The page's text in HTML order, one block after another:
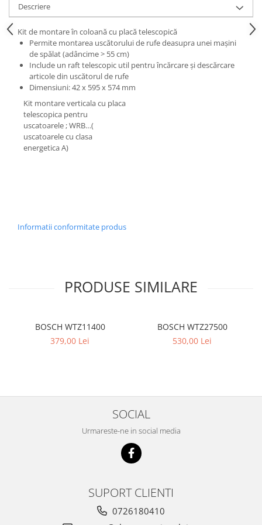
Inductie
Mixte
Plite cu hota integrata
Descriere
Kit de montare în coloană cu placă telescopică
Permite montarea uscătorului de rufe deasupra unei mașini
de spălat (adâncime > 55 cm)
Include un raft telescopic util pentru încărcare și descărcare
articole din uscătorul de rufe
Dimensiuni: 42 x 595 x 574 mm
Kit montare verticala cu placa
telescopica pentru
uscatoarele ; WRB…(
uscatoarele cu clasa
energetica A)
Informatii conformitate produs
PRODUSE SIMILARE
BOSCH WTZ11400
379,00 Lei
BOSCH WTZ27500
530,00 Lei
SOCIAL
Urmareste-ne in social media
SUPORT CLIENTI
0726180410